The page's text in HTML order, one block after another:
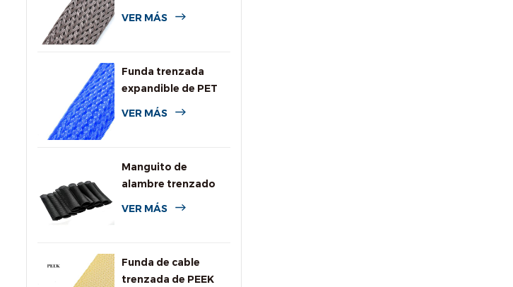
expandible
VER MÁS
Funda trenzada
expandible de PET
de colores para
VER MÁS
Manguito de
alambre trenzado
expansible de PPS
VER MÁS
Funda de cable
trenzada de PEEK